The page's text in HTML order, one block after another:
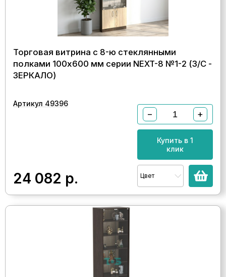
Торговая витрина с 8-ю стеклянными
полками 100x600 мм серии NEXT-8 №1-2 (З/C -
ЗЕРКАЛО)
Артикул 49396
24 082 р.
− +
Купить в 1
клик
Цвет